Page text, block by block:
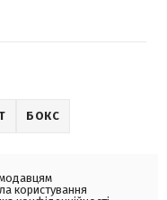
БОКС
користування